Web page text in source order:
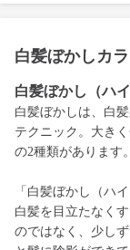
白髪ぼかしカ
白髪ぼかし（ハ
白髪ぼかしは、白
テクニック。大き
の2種類があります。
「白髪ぼかし（ハ
白髪を目立たなく
のではなく、少し